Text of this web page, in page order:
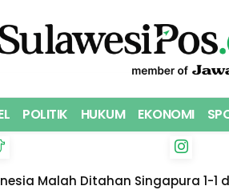
POLITIK HUKUM EKONOMI
Malah Ditahan Singapura 1-1